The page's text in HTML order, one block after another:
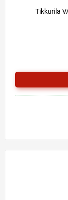
Tikkurila